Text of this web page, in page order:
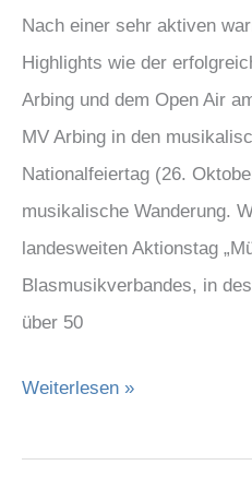
Nach einer sehr aktiven
Highlights wie der
Arbing und dem Open Air
MV Arbing in den
Nationalfeiertag (26.
musikalische Wanderung.
landesweiten Aktionstag
Blasmusikverbandes, in
über 50
Weiterlesen »